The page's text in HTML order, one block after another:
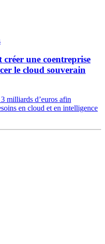
une coentreprise
le cloud souverain
milliards d’euros afin
en cloud et en intelligence